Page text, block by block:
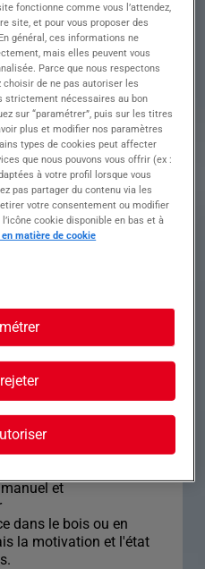
préparés
durant la nuit
panneaux sur la scie
afin d'obtenir les
pièces découpées
de la production et
de sécurité
seront ensuite dirigés
du processus de
plaquage puis
de poste tôt le matin
motivée,
son travail.
et de rigueur
et
dans le bois ou en
la motivation et l'état
fonctionne comme vous l’attendez,
site, et pour vous proposer des
général, ces informations ne
mais elles peuvent vous
Parce que nous respectons
choisir de ne pas autoriser les
strictement nécessaires au bon
sur “paramétrer”, puis sur les titres
plus et modifier nos paramètres
types de cookies peut affecter
que nous pouvons vous offrir (ex :
à votre profil lorsque vous
pas partager du contenu via les
votre consentement ou modifier
cookie disponible en bas et à
matière de cookie